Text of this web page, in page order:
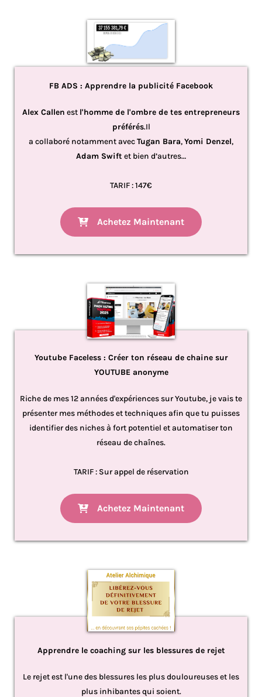
FB ADS : Apprendre la publicité Facebook
Alex Callen est l'homme de l'ombre de tes entrepreneurs
préférés.Il
a collaboré notamment avecTugan Bara,Yomi Denzel,
Adam Swift et bien d’autres…
TARIF : 147€
Achetez Maintenant
Youtube Faceless : Créer ton réseau de chaine sur
YOUTUBE anonyme
Riche de mes 12 années d'expériences sur Youtube, je vais te
présenter mes méthodes et techniques afin que tu puisses
identifier des niches à fort potentiel et automatiser ton
réseau de chaînes.
TARIF : Sur appel de réservation
Achetez Maintenant
Apprendre le coaching sur les blessures de rejet
Le rejet est l'une des blessures les plus douloureuses et les
plus inhibantes qui soient.